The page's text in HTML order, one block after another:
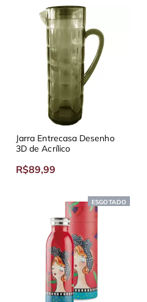
Jarra Entrecasa Desenho
3D de Acrílico
R$89,99
ESGOTADO